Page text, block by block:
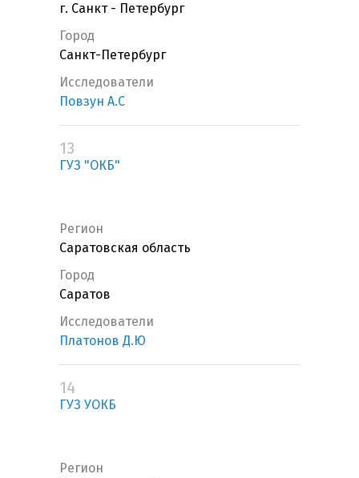
г. Санкт - Петербург
Город
Санкт-Петербург
Исследователи
Повзун А.С
13
ГУЗ "ОКБ"
Регион
Саратовская область
Город
Саратов
Исследователи
Платонов Д.Ю
14
ГУЗ УОКБ
Регион